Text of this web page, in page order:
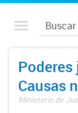
Poderes
Causas
Ministerio de